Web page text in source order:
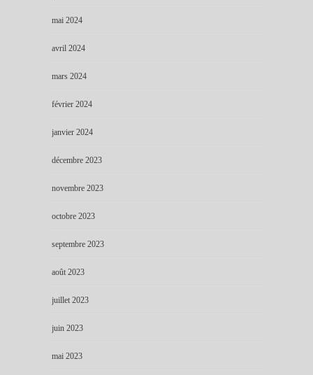
mai 2024
avril 2024
mars 2024
février 2024
janvier 2024
décembre 2023
novembre 2023
octobre 2023
septembre 2023
août 2023
juillet 2023
juin 2023
mai 2023